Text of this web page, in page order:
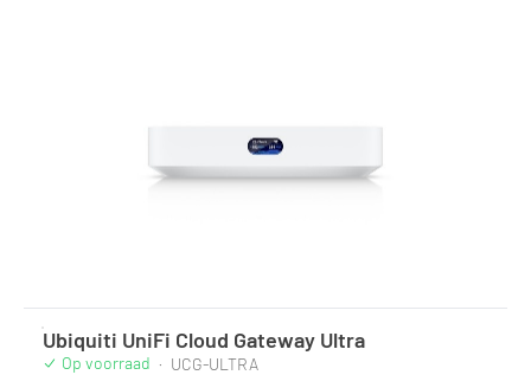
Ubiquiti UniFi Cloud Gateway Ultra
Op voorraad · UCG-ULTRA